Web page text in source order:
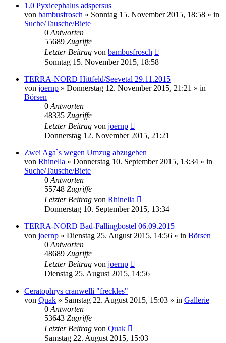
1.0 Pyxicephalus adspersus
von bambusfrosch » Sonntag 15. November 2015, 18:58 » in
Suche/Tausche/Biete
0 Antworten
55689 Zugriffe
Letzter Beitrag von bambusfrosch
Sonntag 15. November 2015, 18:58
TERRA-NORD Hittfeld/Seevetal 29.11.2015
von joernp » Donnerstag 12. November 2015, 21:21 » in
Börsen
0 Antworten
48335 Zugriffe
Letzter Beitrag von joernp
Donnerstag 12. November 2015, 21:21
Zwei Aga`s wegen Umzug abzugeben
von Rhinella » Donnerstag 10. September 2015, 13:34 » in
Suche/Tausche/Biete
0 Antworten
55748 Zugriffe
Letzter Beitrag von Rhinella
Donnerstag 10. September 2015, 13:34
TERRA-NORD Bad-Fallingbostel 06.09.2015
von joernp » Dienstag 25. August 2015, 14:56 » in Börsen
0 Antworten
48689 Zugriffe
Letzter Beitrag von joernp
Dienstag 25. August 2015, 14:56
Ceratophrys cranwelli "freckles"
von Quak » Samstag 22. August 2015, 15:03 » in Gallerie
0 Antworten
53643 Zugriffe
Letzter Beitrag von Quak
Samstag 22. August 2015, 15:03